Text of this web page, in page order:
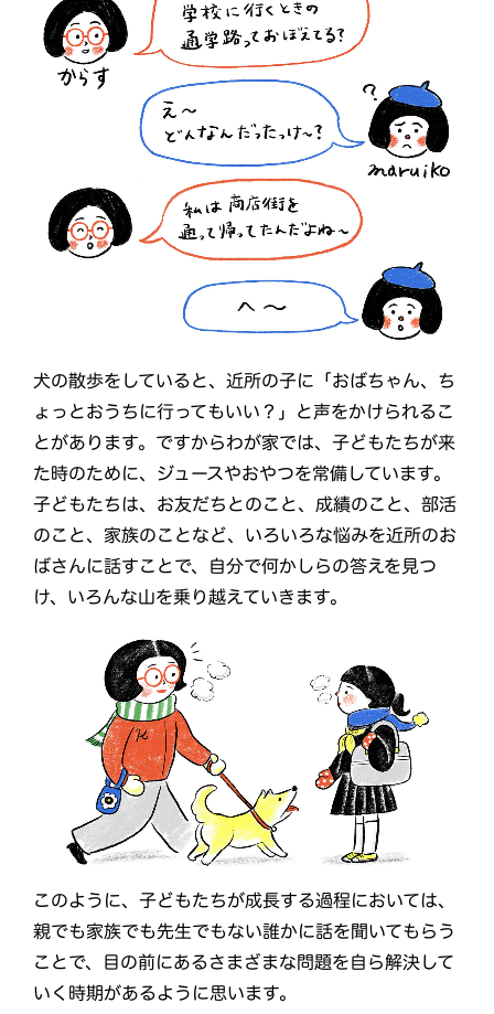
犬の散歩をしていると、近所の子に「おばちゃん、ち
ょっとおうちに行ってもいい？」と声をかけられるこ
とがあります。ですからわが家では、子どもたちが来
た時のために、ジュースやおやつを常備しています。
子どもたちは、お友だちとのこと、成績のこと、部活
のこと、家族のことなど、いろいろな悩みを近所のお
ばさんに話すことで、自分で何かしらの答えを見つ
け、いろんな山を乗り越えていきます。
このように、子どもたちが成長する過程においては、
親でも家族でも先生でもない誰かに話を聞いてもらう
ことで、目の前にあるさまざまな問題を自ら解決して
いく時期があるように思います。